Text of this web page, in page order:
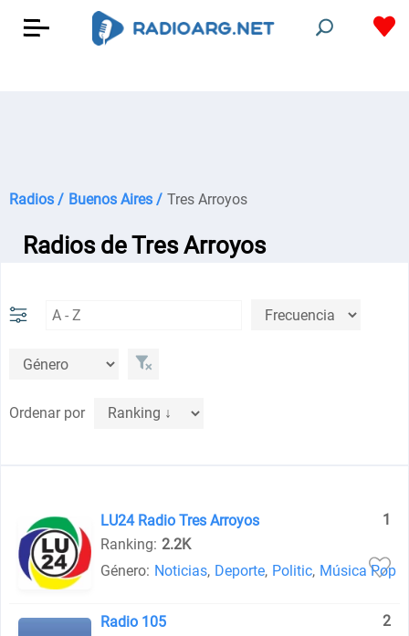
Radios / Buenos Aires / Tres Arroyos
Radios de Tres Arroyos
Ordenar por
LU24 Radio Tres Arroyos
1
Ranking: 2.2K
Género: Noticias, Deporte, Politic, Música Pop
Radio 105
2